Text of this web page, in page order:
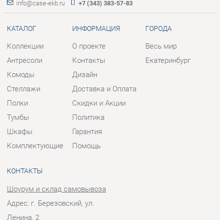
Комоды
Тумбы
Шкафы
Комплектующие
Дизайн
Политика
Гарантия
Помощь
КОНТАКТЫ
Шоурум и склад самовывоза
Адрес: г. Березовский, ул.
Ленина, 2
Часы работы:
Пн - Пт:10:00 - 20:00 (GMT+5)
Отправить сообщение